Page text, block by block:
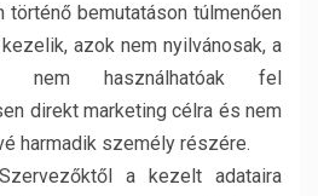
történő bemutatáson túlmenően
azok nem nyilvánosak, a
nem használhatóak fel
direkt marketing célra és nem
harmadik személy részére.
a kezelt adataira